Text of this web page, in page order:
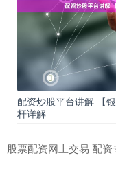
配资炒股平台讲解 【
杆详解
股票配资网上交易 配